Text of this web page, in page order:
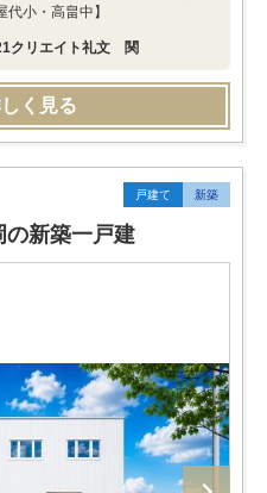
小・高畠中】
クリエイト礼文 関
く見る
戸建て 新築
の新築一戸建